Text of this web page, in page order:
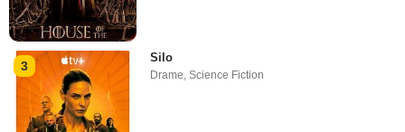
3
Silo
Drame,Science Fiction